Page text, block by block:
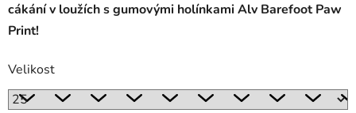
cákání v loužích s gumovými holínkami Alv Barefoot Paw
Print!
Velikost